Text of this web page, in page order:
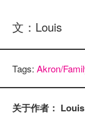
文：Louis
Tags: Akron/
关于作者： Louis